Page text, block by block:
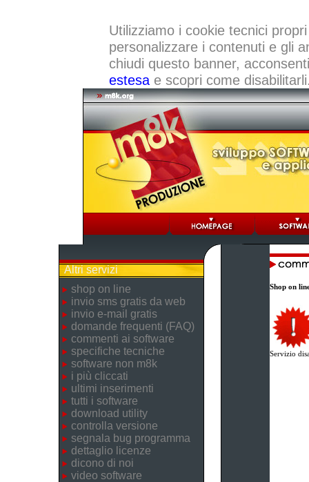
Utilizziamo i cookie tecnici
personalizzare i contenuti e gli
chiudi questo banner,
estesae scopri come
Altri servizi
shop on line
invio sms gratis da web
invio e-mail gratis
domande frequenti (FAQ)
commenti ai software
specifiche tecniche
software non m8k
i più cliccati
ultimi inserimenti
tutti i software
download utility
controlla versione
segnala bug programma
dettaglio licenze
dicono di noi
video software
Shop on
Servizio